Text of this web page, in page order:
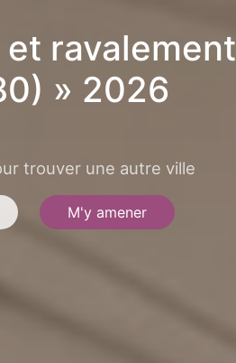
ravalement
» 2026
trouver une autre ville
M'y amener